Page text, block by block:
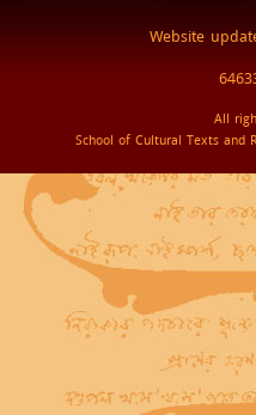
Website
All
School of Cultural Texts and